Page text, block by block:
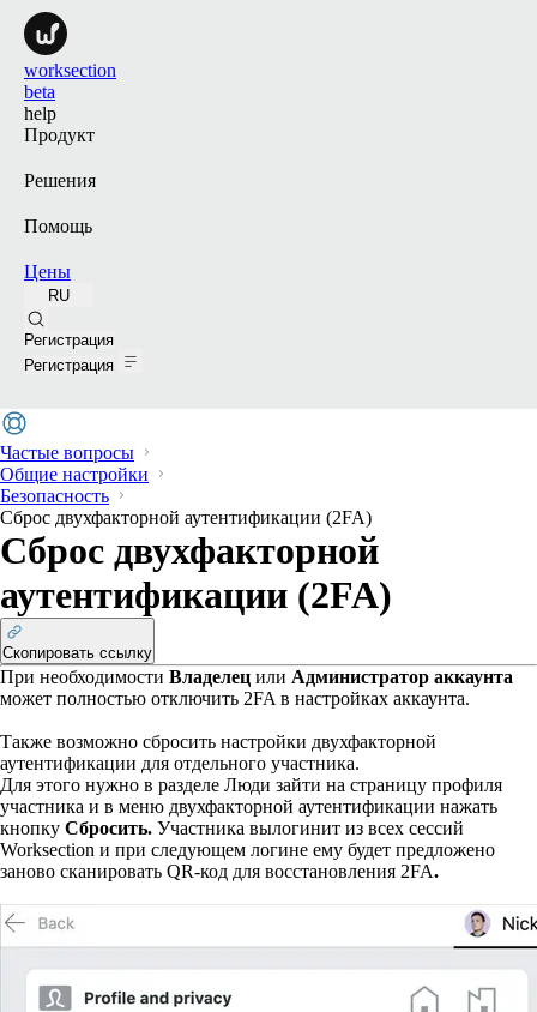
worksection
beta
help
Продукт
Решения
Помощь
Цены
RU
Регистрация
Регистрация
Частые вопросы
Общие настройки
Безопасность
Сброс двухфакторной аутентификации (2FA)
Сброс двухфакторной
аутентификации (2FA)
Скопировать ссылку
При необходимости Владелец или Администратор аккаунта
может полностью отключить 2FA в настройках аккаунта.
Также возможно сбросить настройки двухфакторной
аутентификации для отдельного участника.
Для этого нужно в разделе Люди зайти на страницу профиля
участника и в меню двухфакторной аутентификации нажать
кнопку Сбросить. Участника вылогинит из всех сессий
Worksection и при следующем логине ему будет предложено
заново сканировать QR-код для восстановления 2FA.